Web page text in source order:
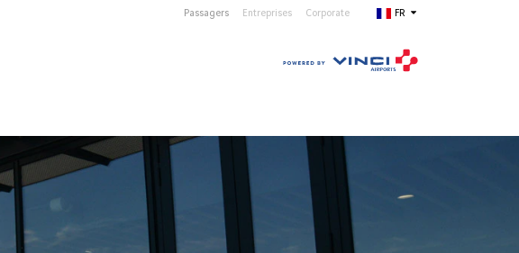
Passagers Entreprises Corporate FR